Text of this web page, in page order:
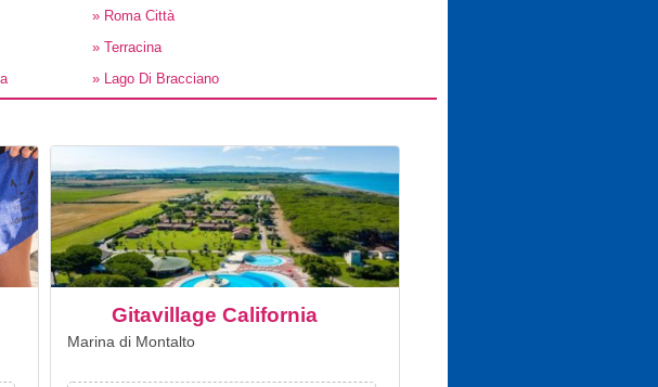
» Roma Città
» Terracina
» Lago Di Bracciano
Gitavillage California
Marina di Montalto